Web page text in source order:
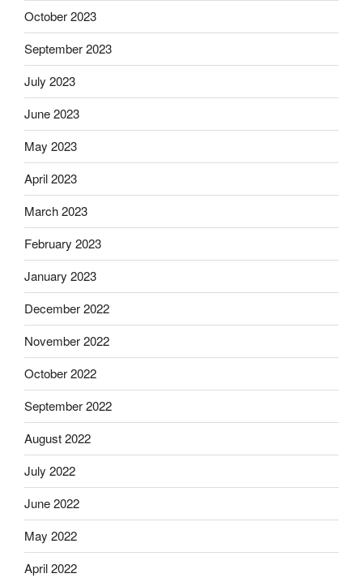
October 2023
September 2023
July 2023
June 2023
May 2023
April 2023
March 2023
February 2023
January 2023
December 2022
November 2022
October 2022
September 2022
August 2022
July 2022
June 2022
May 2022
April 2022